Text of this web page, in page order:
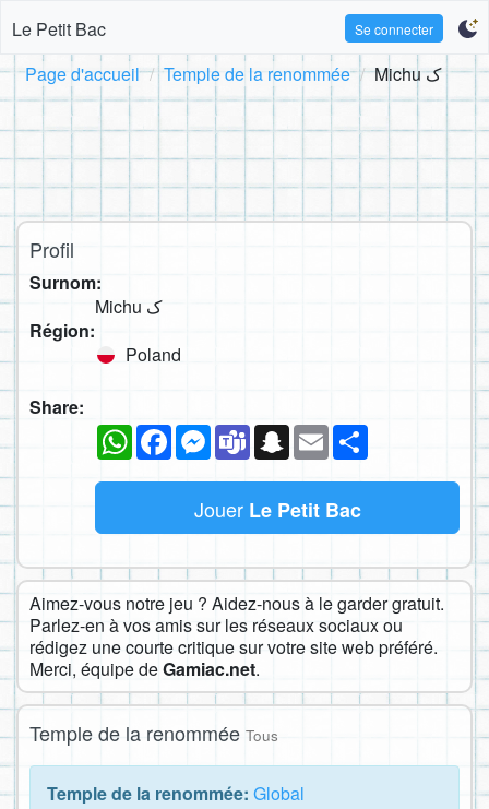
Le Petit Bac Se connecter
Page d'accueil Temple de la renommée Michu ک
Profil
Surnom:
Michu ک
Région:
Poland
Share:
WhatsAppFacebookMessenger
TeamsSnapchat
Email
Jouer Le Petit Bac
Aimez-vous notre jeu ? Aidez-nous à le garder gratuit.
Parlez-en à vos amis sur les réseaux sociaux ou
rédigez une courte critique sur votre site web préféré.
Merci, équipe deGamiac.net.
Temple de la renommée Tous
Temple de la renommée: Global